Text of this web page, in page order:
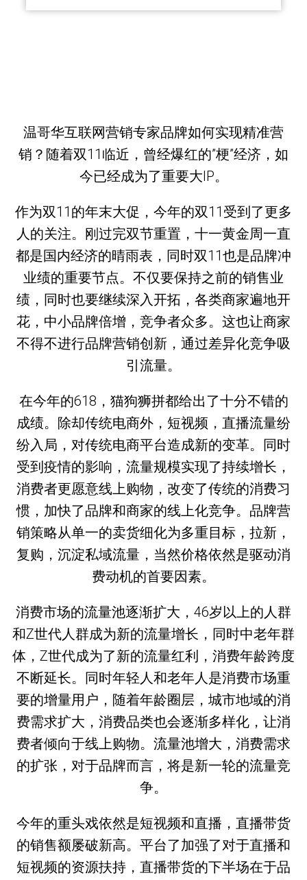
温哥华互联网营销专家品牌如何实现精准营
销？随着双11临近，曾经爆红的”梗”经济，如
今已经成为了重要大IP。
作为双11的年末大促，今年的双11受到了更多
人的关注。刚过完双节重置，十一黄金周一直
都是国内经济的晴雨表，同时双11也是品牌冲
业绩的重要节点。不仅要保持之前的销售业
绩，同时也要继续深入开拓，各类商家遍地开
花，中小品牌倍增，竞争者众多。这也让商家
不得不进行品牌营销创新，通过差异化竞争吸
引流量。
在今年的618，猫狗狮拼都给出了十分不错的
成绩。除却传统电商外，短视频，直播流量纷
纷入局，对传统电商平台造成新的变革。同时
受到疫情的影响，流量规模实现了持续增长，
消费者更愿意线上购物，改变了传统的消费习
惯，加快了品牌和商家的线上化竞争。品牌营
销策略从单一的卖货细化为多重目标，拉新，
复购，沉淀私域流量，当然价格依然是驱动消
费动机的首要因素。
消费市场的流量池逐渐扩大，46岁以上的人群
和Z世代人群成为新的流量增长，同时中老年群
体，Z世代成为了新的流量红利，消费年龄跨度
不断延长。同时年轻人和老年人是消费市场重
要的增量用户，随着年龄圈层，城市地域的消
费需求扩大，消费品类也会逐渐多样化，让消
费者倾向于线上购物。流量池增大，消费需求
的扩张，对于品牌而言，将是新一轮的流量竞
争。
今年的重头戏依然是短视频和直播，直播带货
的销售额屡破新高。平台了加强了对于直播和
短视频的资源扶持，直播带货的下半场在于品